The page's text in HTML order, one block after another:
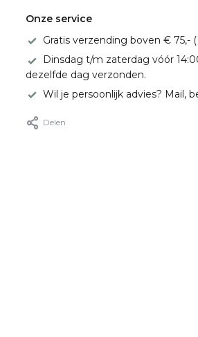
Onze service
Gratis verzending boven € 75,-
Dinsdag t/m zaterdag vóór
dezelfde dag verzonden.
Wil je persoonlijk advies? Mail,
Delen